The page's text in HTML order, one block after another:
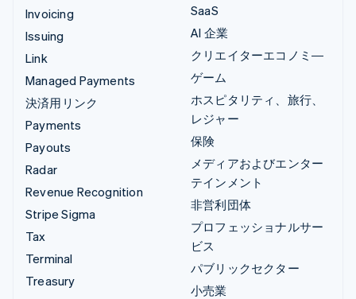
Invoicing
Issuing
Link
Managed Payments
決済用リンク
Payments
Payouts
Radar
Revenue Recognition
Stripe Sigma
Tax
Terminal
Treasury
SaaS
AI 企業
クリエイターエコノミ―
ゲーム
ホスピタリティ、旅行、
レジャー
保険
メディアおよびエンター
テインメント
非営利団体
プロフェッショナルサー
ビス
パブリックセクター
小売業